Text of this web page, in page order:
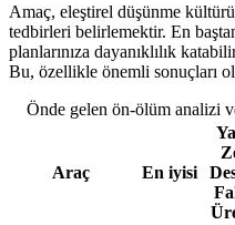
Amaç, eleştirel düşünme
tedbirleri belirlemektir. En
planlarınıza dayanıklılık
Bu, özellikle önemli sonuçları
Önde gelen ön-ölüm analizi
Araç En iyisi